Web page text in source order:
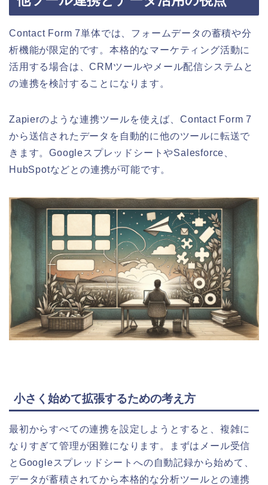
Contact Form 7単体では、フォームデータの蓄積や分
析機能が限定的です。本格的なマーケティング活動に
活用する場合は、CRMツールやメール配信システムと
の連携を検討することになります。
Zapierのような連携ツールを使えば、Contact Form 7
から送信されたデータを自動的に他のツールに転送で
きます。GoogleスプレッドシートやSalesforce、
HubSpotなどとの連携が可能です。
小さく始めて拡張するための考え方
最初からすべての連携を設定しようとすると、複雑に
なりすぎて管理が困難になります。まずはメール受信
とGoogleスプレッドシートへの自動記録から始めて、
データが蓄積されてから本格的な分析ツールとの連携